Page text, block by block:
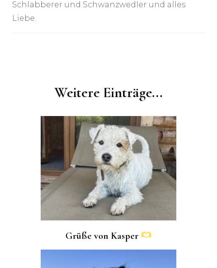
Schlabberer und Schwanzwedler und alles
Liebe.
Weitere Einträge...
Grüße von Kasper